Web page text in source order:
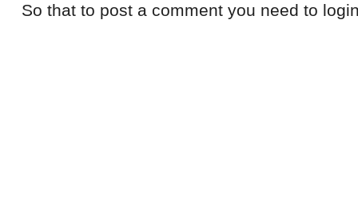
So that to post a comment you need to